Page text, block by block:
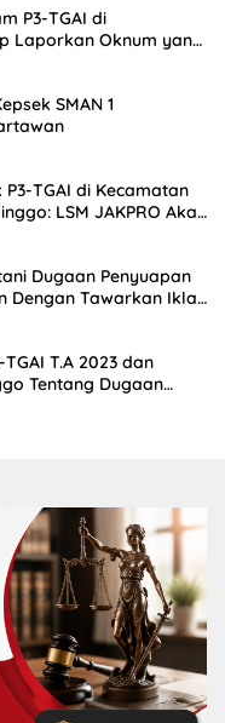
P3-TGAI di
Laporkan Oknum yang
SMAN 1
TGAI di Kecamatan
LSM JAKPRO Akan
Dugaan Penyuapan
Dengan Tawarkan Iklan
T.A 2023 dan
Tentang Dugaan